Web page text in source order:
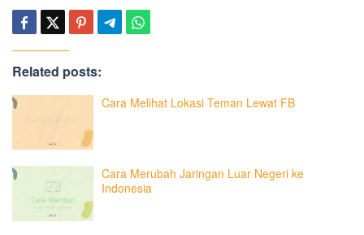
Related posts:
Cara Melihat Lokasi Teman Lewat FB
Cara Merubah Jaringan Luar Negeri ke
Indonesia